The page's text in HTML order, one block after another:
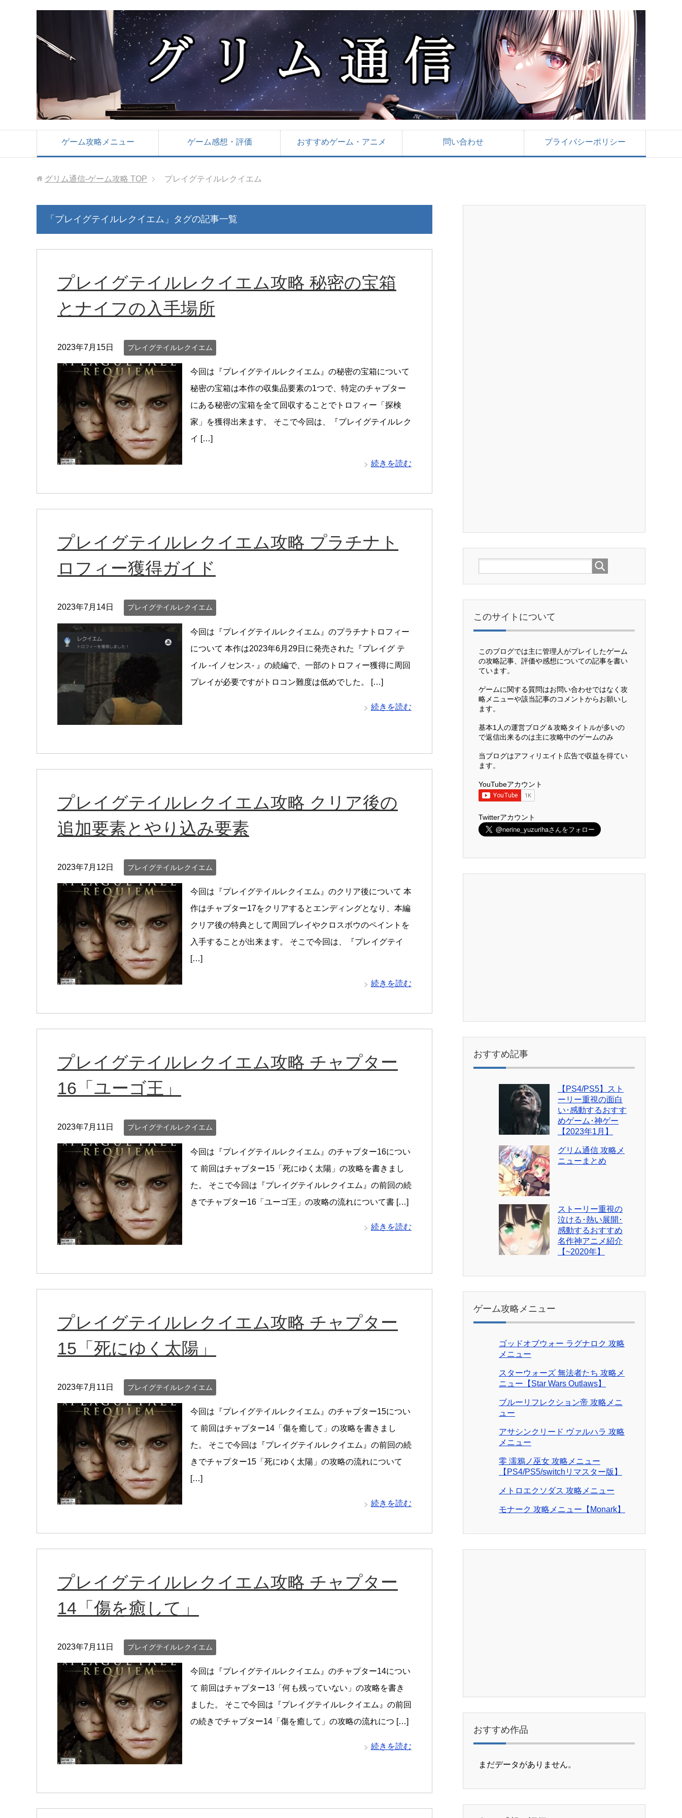
ゲーム攻略メニュー ゲーム感想・評価 おすすめゲーム・アニメ 問い合わせ プライバシーポリシー
グリム通信-ゲーム攻略 TOP プレイグテイルレクイエム
「プレイグテイルレクイエム」タグの記事一覧
プレイグテイルレクイエム攻略 秘密の宝箱
とナイフの入手場所
2023年7月15日 プレイグテイルレクイエム
今回は『プレイグテイルレクイエム』の秘密の宝箱について
秘密の宝箱は本作の収集品要素の1つで、特定のチャプター
にある秘密の宝箱を全て回収することでトロフィー「探検
家」を獲得出来ます。 そこで今回は、『プレイグテイルレク
イ […]
続きを読む
プレイグテイルレクイエム攻略 プラチナト
ロフィー獲得ガイド
2023年7月14日 プレイグテイルレクイエム
今回は『プレイグテイルレクイエム』のプラチナトロフィー
について 本作は2023年6月29日に発売された『プレイグ テ
イル -イノセンス- 』の続編で、一部のトロフィー獲得に周回
プレイが必要ですがトロコン難度は低めでした。 […]
続きを読む
プレイグテイルレクイエム攻略 クリア後の
追加要素とやり込み要素
2023年7月12日 プレイグテイルレクイエム
今回は『プレイグテイルレクイエム』のクリア後について 本
作はチャプター17をクリアするとエンディングとなり、本編
クリア後の特典として周回プレイやクロスボウのペイントを
入手することが出来ます。 そこで今回は、『プレイグテイ
[…]
続きを読む
プレイグテイルレクイエム攻略 チャプター
16「ユーゴ王」
2023年7月11日 プレイグテイルレクイエム
今回は『プレイグテイルレクイエム』のチャプター16につい
て 前回はチャプター15「死にゆく太陽」の攻略を書きまし
た。 そこで今回は『プレイグテイルレクイエム』の前回の続
きでチャプター16「ユーゴ王」の攻略の流れについて書 […]
続きを読む
プレイグテイルレクイエム攻略 チャプター
15「死にゆく太陽」
2023年7月11日 プレイグテイルレクイエム
今回は『プレイグテイルレクイエム』のチャプター15につい
て 前回はチャプター14「傷を癒して」の攻略を書きまし
た。 そこで今回は『プレイグテイルレクイエム』の前回の続
きでチャプター15「死にゆく太陽」の攻略の流れについて
[…]
続きを読む
プレイグテイルレクイエム攻略 チャプター
14「傷を癒して」
2023年7月11日 プレイグテイルレクイエム
今回は『プレイグテイルレクイエム』のチャプター14につい
て 前回はチャプター13「何も残っていない」の攻略を書き
ました。 そこで今回は『プレイグテイルレクイエム』の前回
の続きでチャプター14「傷を癒して」の攻略の流れにつ […]
続きを読む
このサイトについて
このブログでは主に管理人がプレイしたゲーム
の攻略記事、評価や感想についての記事を書い
ています。
ゲームに関する質問はお問い合わせではなく攻
略メニューや該当記事のコメントからお願いし
ます。
基本1人の運営ブログ＆攻略タイトルが多いの
で返信出来るのは主に攻略中のゲームのみ
当ブログはアフィリエイト広告で収益を得てい
ます。
YouTubeアカウント
Twitterアカウント
おすすめ記事
【PS4/PS5】スト
ーリー重視の面白
い･感動するおすす
めゲーム･神ゲー
【2023年1月】
グリム通信 攻略メ
ニューまとめ
ストーリー重視の
泣ける･熱い展開･
感動するおすすめ
名作神アニメ紹介
【~2020年】
ゲーム攻略メニュー
ゴッドオブウォー ラグナロク 攻略
メニュー
スターウォーズ 無法者たち 攻略メ
ニュー【Star Wars Outlaws】
ブルーリフレクション帝 攻略メニ
ュー
アサシンクリード ヴァルハラ 攻略
メニュー
零 濡鴉ノ巫女 攻略メニュー
【PS4/PS5/switchリマスター版】
メトロエクソダス 攻略メニュー
モナーク 攻略メニュー【Monark】
おすすめ作品
まだデータがありません。